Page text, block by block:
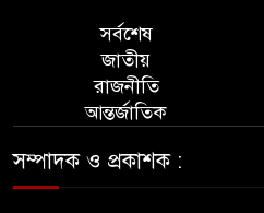
সর্বশেষ
জাতীয়
রাজনীতি
আন্তর্জাতিক
সম্পাদক ও প্রকাশক :